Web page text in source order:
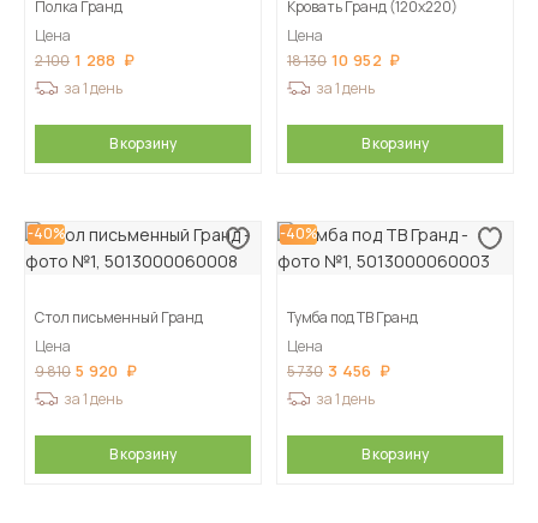
Полка Гранд
Цена
2 100 1 288
за 1 день
В корзину
Кровать Гранд (120х220)
Цена
18 130 10 952
за 1 день
В корзину
-40%
Стол письменный Гранд
Цена
9 810 5 920
за 1 день
В корзину
-40%
Тумба под ТВ Гранд
Цена
5 730 3 456
за 1 день
В корзину